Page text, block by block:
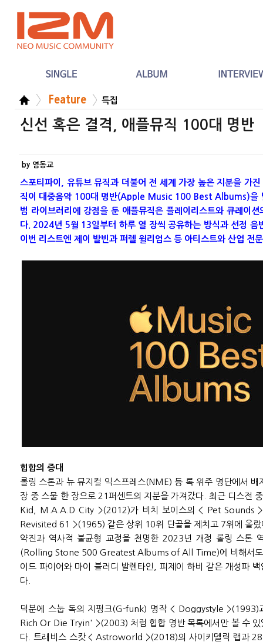
Feature 특집
신선 혹은 결격, 애플뮤직 100대 명반
by 염동교
스포티파이, 유튜브 뮤직과 더불어 전 세계 가장 높은 지분을 가
직이 대중음악 100대 명반(Apple Music 100 Best Albums)을
범 라이브러리에 강점을 둔 애플뮤직은 플레이리스트와 큐레이
다. 2024년 5월 13일부터 하루 열 장씩 공유하는 방식과 선정 음
이번 리스트엔 제이 발빈과 퍼렐 윌리엄스 등 아티스트와 산업 전
힙합의 증대
롤링 스톤과 뉴 뮤지컬 익스프레스(NME) 등 록 위주 명단에서
장 중 스물 한 장으로 21퍼센트의 지분을 가져갔다. 최근 디스전
Kid, M.A.A.D City >(2012)가 비치 보이스의 < Pet Sounds
Revisited 61 >(1965) 같은 상위 10위 단골을 제치고 7위에 올랐
약진과 역사적 불균형 교정을 천명한 2023년 개정 롤링 스톤
(Rolling Stone 500 Greatest Albums of All Time)에 비해서도
이드 파이어와 마이 블러디 발렌타인, 피제이 하비 같은 개성파
다.
덕분에 스눕 독의 지펑크(G-funk) 명작 < Doggystyle >(1993)
Rich Or Die Tryin' >(2003) 처럼 힙합 명반 목록에서만 볼 수 있
다. 트래비스 스캇 < Astroworld >(2018)의 사이키델릭 랩과